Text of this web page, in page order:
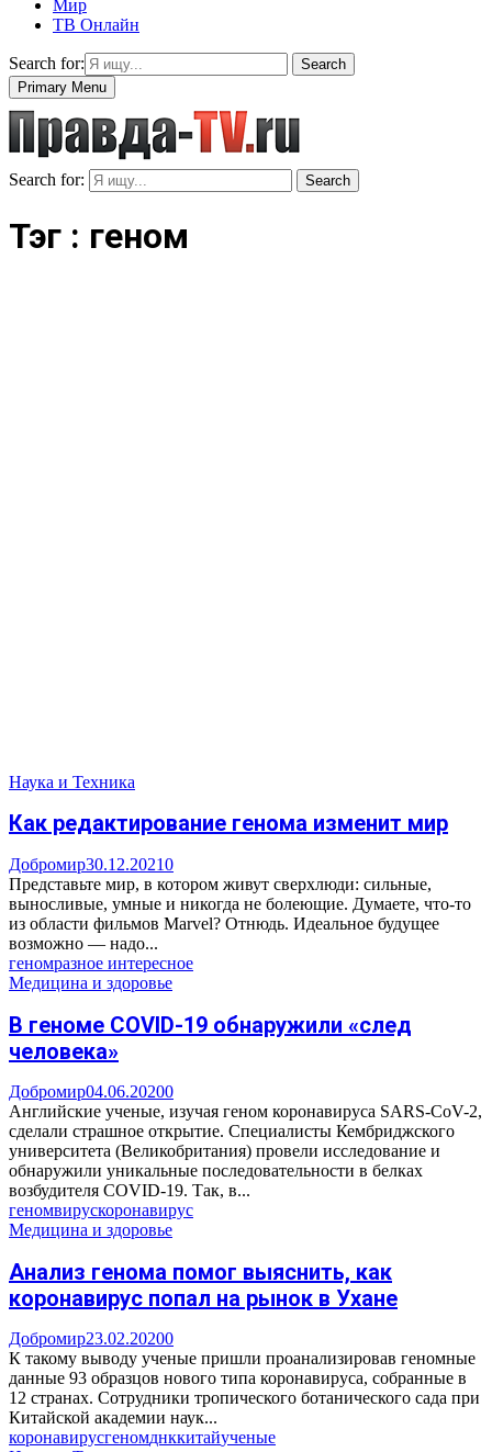
Мир
ТВ Онлайн
Search for:
Search
Primary Menu
Search for: Search
Тэг : геном
Наука и Техника
Как редактирование генома изменит мир
Добромир30.12.20210
Представьте мир, в котором живут сверхлюди: сильные,
выносливые, умные и никогда не болеющие. Думаете, что-то
из области фильмов Marvel? Отнюдь. Идеальное будущее
возможно — надо...
геномразное интересное
Медицина и здоровье
В геноме COVID-19 обнаружили «след
человека»
Добромир04.06.20200
Английские ученые, изучая геном коронавируса SARS-CoV-2,
сделали страшное открытие. Специалисты Кембриджского
университета (Великобритания) провели исследование и
обнаружили уникальные последовательности в белках
возбудителя COVID-19. Так, в...
геномвирускоронавирус
Медицина и здоровье
Анализ генома помог выяснить, как
коронавирус попал на рынок в Ухане
Добромир23.02.20200
К такому выводу ученые пришли проанализировав геномные
данные 93 образцов нового типа коронавируса, собранные в
12 странах. Сотрудники тропического ботанического сада при
Китайской академии наук...
коронавирусгеномднккитайученые